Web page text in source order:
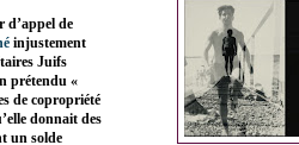
d’appel de
injustement
Juifs
prétendu «
de copropriété
donnait des
un solde